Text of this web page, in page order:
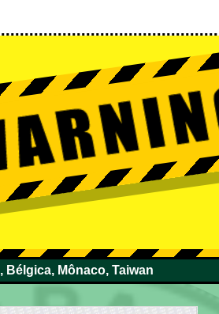
Bélgica, Mônaco, Taiwan